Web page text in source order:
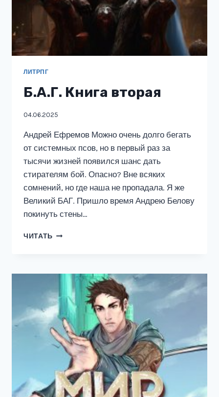
ЛИТРПГ
Б.А.Г. Книга вторая
04.06.2025
Андрей Ефремов Можно очень долго бегать
от системных псов, но в первый раз за
тысячи жизней появился шанс дать
стирателям бой. Опасно? Вне всяких
сомнений, но где наша не пропадала. Я же
Великий БАГ. Пришло время Андрею Белову
покинуть стены…
ЧИТАТЬ Б.А.Г.